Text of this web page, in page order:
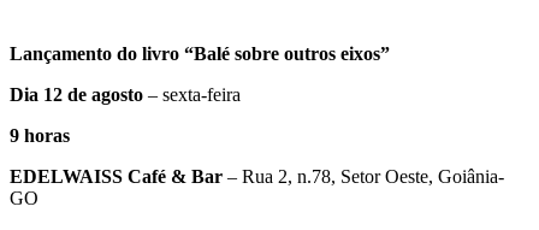
Lançamento do livro “Balé sobre outros eixos”
Dia 12 de agosto – sexta-feira
9 horas
EDELWAISS Café & Bar – Rua 2, n.78, Setor Oeste, Goiânia-
GO